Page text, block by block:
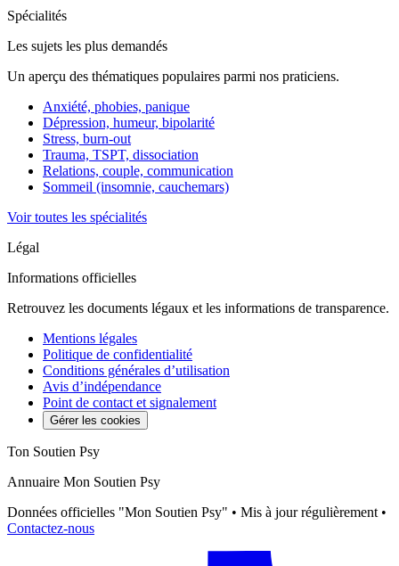
Spécialités
Les sujets les plus demandés
Un aperçu des thématiques populaires parmi nos praticiens.
Anxiété, phobies, panique
Dépression, humeur, bipolarité
Stress, burn-out
Trauma, TSPT, dissociation
Relations, couple, communication
Sommeil (insomnie, cauchemars)
Voir toutes les spécialités
Légal
Informations officielles
Retrouvez les documents légaux et les informations de transparence.
Mentions légales
Politique de confidentialité
Conditions générales d’utilisation
Avis d’indépendance
Point de contact et signalement
Gérer les cookies
Ton Soutien Psy
Annuaire Mon Soutien Psy
Données officielles "Mon Soutien Psy" • Mis à jour régulièrement •
Contactez-nous